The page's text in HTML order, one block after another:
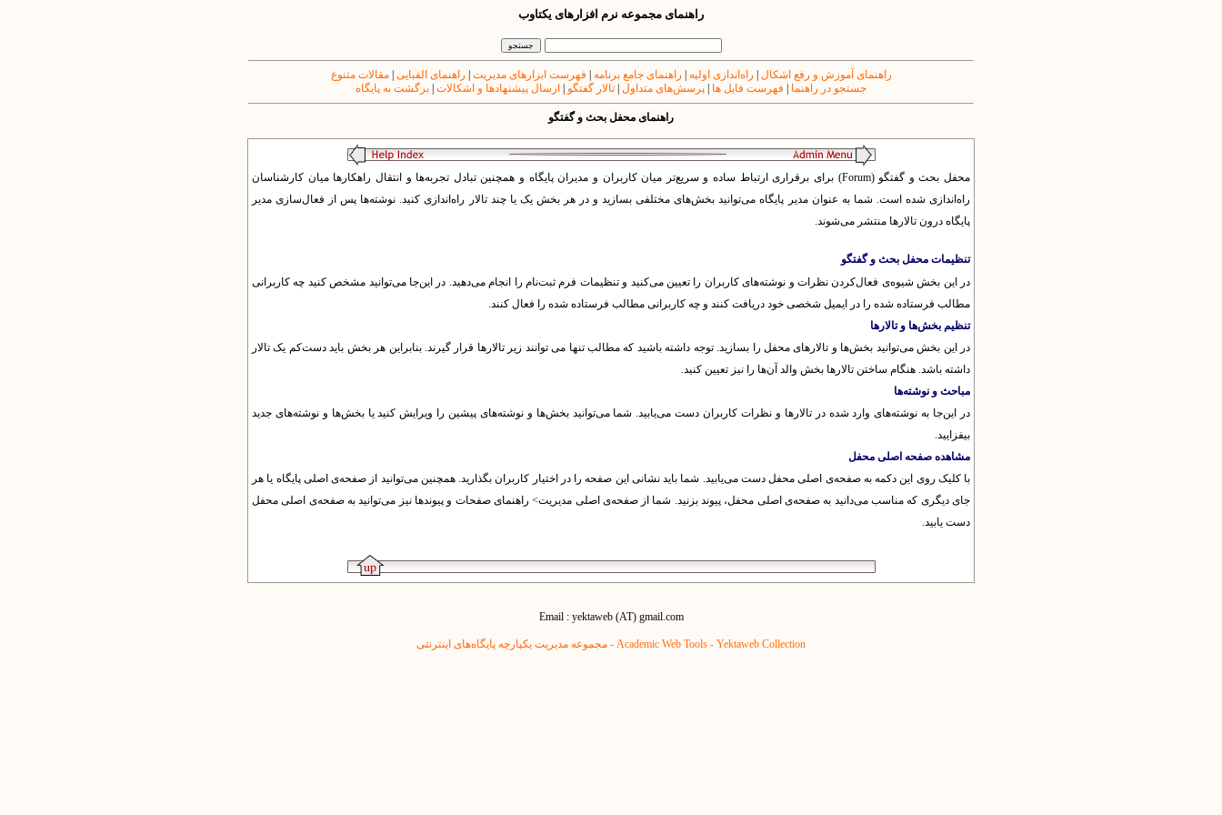
راهنمای مجموعه نرم افزارهای یکتاوب
راهنمای آموزش و رفع اشکال راه‌اندازی اولیه راهنمای جامع برنامه فهرست ابزارهای مدیریت راهنمای الفبایی |مقالات متنوع
جستجو در راهنما
فهرست فایل ها پرسش‌های متداول تالار گفتگو ارسال پیشنهادها و اشکالات برگشت به پایگاه
راهنمای محفل بحث و گفتگو
محفل بحث و گفتگو (Forum) برای برقراری ارتباط ساده و سریع‌تر میان کاربران و مدیران پایگاه و همچنین تبادل تجربه‌ها و انتقال راهکارها میان کارشناسان
راه‌اندازی شده است. شما به عنوان مدیر پایگاه می‌توانید بخش‌های مختلفی بسازید و در هر بخش یک یا چند تالار راه‌اندازی کنید. نوشته‌ها پس از فعال‌سازی مدیر
پایگاه درون تالارها منتشر می‌شوند.
تنظیمات محفل بحث و گفتگو
در این بخش شیوه‌ی فعال‌کردن نظرات و نوشته‌های کاربران را تعیین می‌کنید و تنظیمات فرم ثبت‌نام را انجام می‌دهید. در این‌جا می‌توانید مشخص کنید چه کاربرانی
مطالب فرستاده شده را در ایمیل شخصی خود دریافت کنند و چه کاربرانی مطالب فرستاده شده را فعال کنند.
تنظیم بخش‌ها و تالارها
در این بخش می‌توانید بخش‌ها و تالارهای محفل را بسازید. توجه داشته باشید که مطالب تنها می توانند زیر تالارها قرار گیرند. بنابراین هر بخش باید دست‌کم یک تالار
داشته باشد. هنگام ساختن تالارها بخش والد آن‌ها را نیز تعیین کنید.
مباحث و نوشته‌ها
در این‌جا به نوشته‌های وارد شده در تالارها و نظرات کاربران دست می‌یابید. شما می‌توانید بخش‌ها و نوشته‌های پیشین را ویرایش کنید یا بخش‌ها و نوشته‌های جدید
بیفزایید.
مشاهده صفحه اصلی محفل
با کلیک روی این دکمه به صفحه‌ی اصلی محفل دست می‌یابید. شما باید نشانی این صفحه را در اختیار کاربران بگذارید. همچنین می‌توانید از صفحه‌ی اصلی پایگاه یا هر
جای دیگری که مناسب می‌دانید به صفحه‌ی اصلی محفل، پیوند بزنید. شما از صفحه‌ی اصلی مدیریت> راهنمای صفحات و پیوندها نیز می‌توانید به صفحه‌ی اصلی محفل
دست یابید.
Email : yektaweb (AT) gmail.com
Academic Web Tools - Yektaweb Collection - مجموعه مدیریت یکپارچه پایگاه‌های اینترنتی